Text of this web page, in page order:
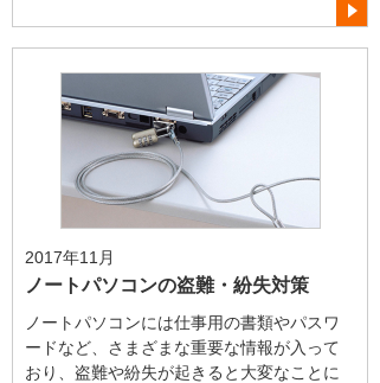
2017年11月
ノートパソコンの盗難・紛失対策
ノートパソコンには仕事用の書類やパスワ
ードなど、さまざまな重要な情報が入って
おり、盗難や紛失が起きると大変なことに